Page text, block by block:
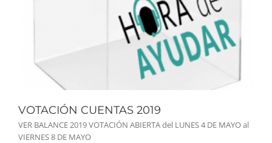
VOTACIÓN CUENTAS 2019
VER BALANCE 2019 VOTACIÓN ABIERTA del LUNES 4 DE MAYO al
VIERNES 8 DE MAYO